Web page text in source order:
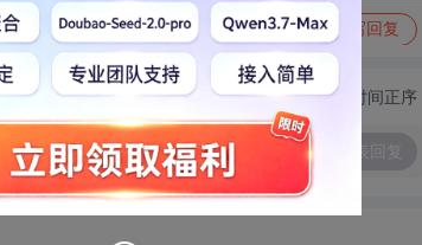
举报 写回复
切换为时间正序